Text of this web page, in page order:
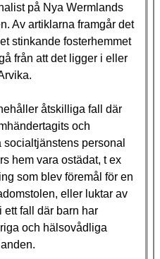
på Nya Wermlands
Av artiklarna framgår det
stinkande fosterhemmet
från att det ligger i eller
åtskilliga fall där
och
personal
hem vara ostädat, t ex
som blev föremål för en
eller luktar av
ett fall där barn har
och hälsovådliga